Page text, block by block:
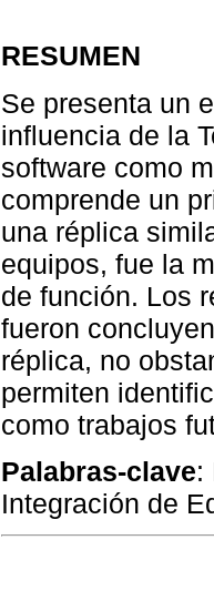
RESUMEN
Se presenta un
influencia de la
software como
comprende un
una réplica
equipos, fue la
de función. Los
fueron
réplica, no
permiten
como trabajos
Palabras-clave:
Integración de